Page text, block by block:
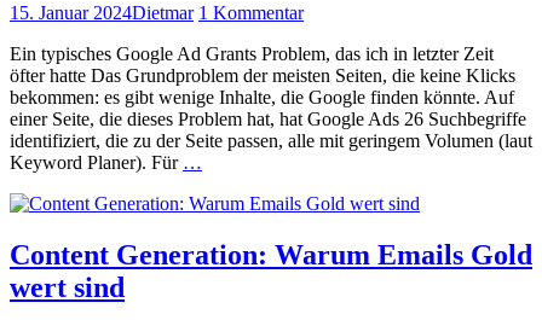
Veröffentlicht
15. Januar 2024Autor
Dietmar 1 Kommentarzu
Grants
Konto
bekommt
fast
keine Hits
Ein typ­is­ches Google Ad Grants Prob­lem, das ich in let­zter Zeit
öfter hat­te Das Grund­prob­lem der meis­ten Seit­en, die keine Klicks
bekom­men: es gibt wenige Inhalte, die Google find­en kön­nte. Auf
ein­er Seite, die dieses Prob­lem hat, hat Google Ads 26 Such­be­griffe
iden­ti­fiziert, die zu der Seite passen, alle mit geringem Vol­u­men (laut
Key­word Plan­er). Für …
Kon­
bekommt
fast
Content Generation: Warum Emails Gold
wert sind